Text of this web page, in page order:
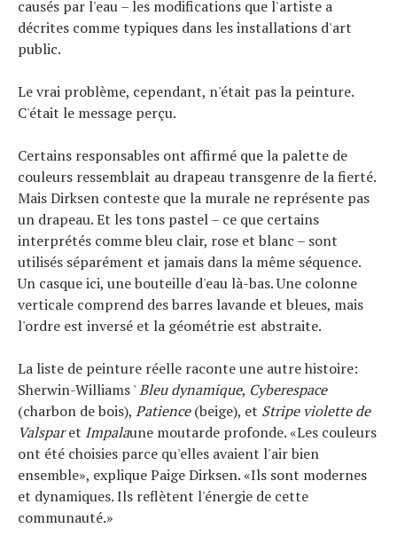
causés par l'eau – les modifications que l'artiste a
décrites comme typiques dans les installations d'art
public.
Le vrai problème, cependant, n'était pas la peinture.
C'était le message perçu.
Certains responsables ont affirmé que la palette de
couleurs ressemblait au drapeau transgenre de la fierté.
Mais Dirksen conteste que la murale ne représente pas
un drapeau. Et les tons pastel – ce que certains
interprétés comme bleu clair, rose et blanc – sont
utilisés séparément et jamais dans la même séquence.
Un casque ici, une bouteille d'eau là-bas. Une colonne
verticale comprend des barres lavande et bleues, mais
l'ordre est inversé et la géométrie est abstraite.
La liste de peinture réelle raconte une autre histoire:
Sherwin-Williams 'Bleu dynamique, Cyberespace
(charbon de bois), Patience(beige), et Stripe violette de
Valsparet Impalaune moutarde profonde. «Les couleurs
ont été choisies parce qu'elles avaient l'air bien
ensemble», explique Paige Dirksen. «Ils sont modernes
et dynamiques. Ils reflètent l'énergie de cette
communauté.»
Actualités
Technologies
Tests de produits
Conseils
Tous nos articles
À propos